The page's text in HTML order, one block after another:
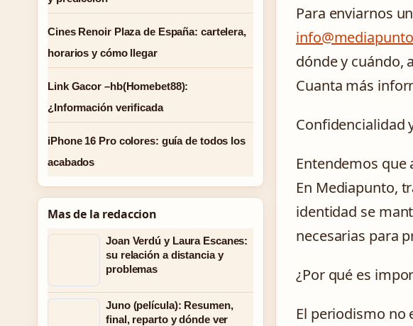
Para enviarnos
dónde y cuándo,
Cuanta más
Confidencialidad
Entendemos
En Mediapunto,
identidad se
necesarias para
¿Por qué es
El periodismo no
Cines Renoir Plaza de España: cartelera,
horarios y cómo llegar
Link Gacor –hb(Homebet88):
¿Información verificada
iPhone 16 Pro colores: guía de todos los
acabados
Mas de la redaccion
Joan Verdú y Laura Escanes:
su relación a distancia y
problemas
Juno (película): Resumen,
final, reparto y dónde ver